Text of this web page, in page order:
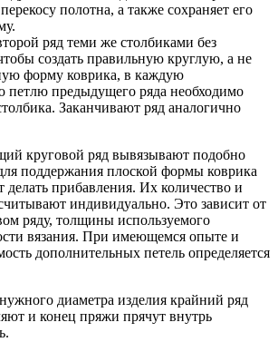
полотна, а также сохраняет его
ряд теми же столбиками без
создать правильную круглую, а не
форму коврика, в каждую
предыдущего ряда необходимо
Заканчивают ряд аналогично
круговой ряд вывязывают подобно
поддержания плоской формы коврика
делать прибавления. Их количество и
индивидуально. Это зависит от
ряду, толщины используемого
вязания. При имеющемся опыте и
дополнительных петель определяется
диаметра изделия крайний ряд
и конец пряжи прячут внутрь